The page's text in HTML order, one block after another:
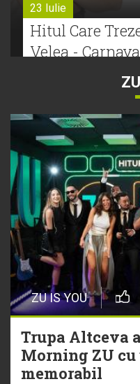
23 Iulie
Hitul Care
Velea -
Bătălie
Verii: Cabron
21 Iulie
Dă volumul
cu Hitul
20 Iulie
Episod nou |
Christian
20 Iulie
Torpedoul lui
ZU IS YOU
Trupa Altceva
Morning ZU
memorabil